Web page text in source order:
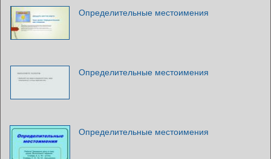
Определительные местоимения
Определительные местоимения
Определительные местоимения